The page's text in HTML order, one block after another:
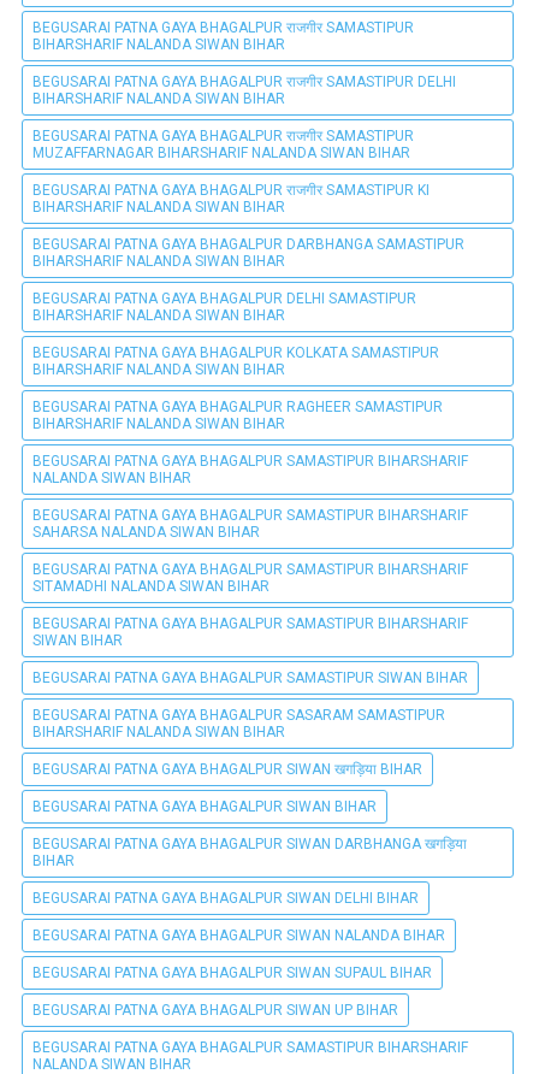
BEGUSARAI PATNA GAYA BHAGALPUR राजगीर SAMASTIPUR
BIHARSHARIF NALANDA SIWAN BIHAR
BEGUSARAI PATNA GAYA BHAGALPUR राजगीर SAMASTIPUR DELHI
BIHARSHARIF NALANDA SIWAN BIHAR
BEGUSARAI PATNA GAYA BHAGALPUR राजगीर SAMASTIPUR
MUZAFFARNAGAR BIHARSHARIF NALANDA SIWAN BIHAR
BEGUSARAI PATNA GAYA BHAGALPUR राजगीर SAMASTIPUR KI
BIHARSHARIF NALANDA SIWAN BIHAR
BEGUSARAI PATNA GAYA BHAGALPUR DARBHANGA SAMASTIPUR
BIHARSHARIF NALANDA SIWAN BIHAR
BEGUSARAI PATNA GAYA BHAGALPUR DELHI SAMASTIPUR
BIHARSHARIF NALANDA SIWAN BIHAR
BEGUSARAI PATNA GAYA BHAGALPUR KOLKATA SAMASTIPUR
BIHARSHARIF NALANDA SIWAN BIHAR
BEGUSARAI PATNA GAYA BHAGALPUR RAGHEER SAMASTIPUR
BIHARSHARIF NALANDA SIWAN BIHAR
BEGUSARAI PATNA GAYA BHAGALPUR SAMASTIPUR BIHARSHARIF
NALANDA SIWAN BIHAR
BEGUSARAI PATNA GAYA BHAGALPUR SAMASTIPUR BIHARSHARIF
SAHARSA NALANDA SIWAN BIHAR
BEGUSARAI PATNA GAYA BHAGALPUR SAMASTIPUR BIHARSHARIF
SITAMADHI NALANDA SIWAN BIHAR
BEGUSARAI PATNA GAYA BHAGALPUR SAMASTIPUR BIHARSHARIF
SIWAN BIHAR
BEGUSARAI PATNA GAYA BHAGALPUR SAMASTIPUR SIWAN BIHAR
BEGUSARAI PATNA GAYA BHAGALPUR SASARAM SAMASTIPUR
BIHARSHARIF NALANDA SIWAN BIHAR
BEGUSARAI PATNA GAYA BHAGALPUR SIWAN खगड़िया BIHAR
BEGUSARAI PATNA GAYA BHAGALPUR SIWAN BIHAR
BEGUSARAI PATNA GAYA BHAGALPUR SIWAN DARBHANGA खगड़िया
BIHAR
BEGUSARAI PATNA GAYA BHAGALPUR SIWAN DELHI BIHAR
BEGUSARAI PATNA GAYA BHAGALPUR SIWAN NALANDA BIHAR
BEGUSARAI PATNA GAYA BHAGALPUR SIWAN SUPAUL BIHAR
BEGUSARAI PATNA GAYA BHAGALPUR SIWAN UP BIHAR
BEGUSARAI PATNA GAYA BHAGALPUR SAMASTIPUR BIHARSHARIF
NALANDA SIWAN BIHAR